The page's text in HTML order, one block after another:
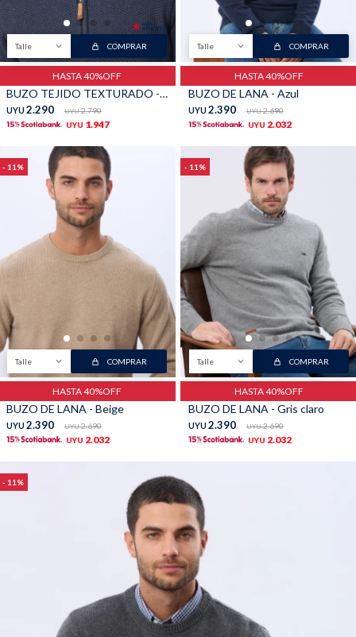
Talle COMPRAR
HASTA 40%OFF
BUZO TEJIDO TEXTURADO - Azul
UYU 2.290 UYU 2.790
UYU 1.947
Talle COMPRAR
HASTA 40%OFF
BUZO DE LANA - Azul
UYU 2.390 UYU 2.690
UYU 2.032
11
Talle COMPRAR
HASTA 40%OFF
BUZO DE LANA - Beige
UYU 2.390 UYU 2.690
UYU 2.032
11
Talle COMPRAR
HASTA 40%OFF
BUZO DE LANA - Gris claro
UYU 2.390 UYU 2.690
UYU 2.032
11